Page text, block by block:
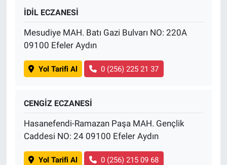
İDİL ECZANESİ
Mesudiye MAH. Batı Gazi Bulvarı NO: 220A
09100 Efeler Aydın
Yol Tarifi Al 0 (256) 225 21 37
CENGİZ ECZANESİ
Hasanefendi-Ramazan Paşa MAH. Gençlik
Caddesi NO: 24 09100 Efeler Aydın
Yol Tarifi Al 0 (256) 215 09 68